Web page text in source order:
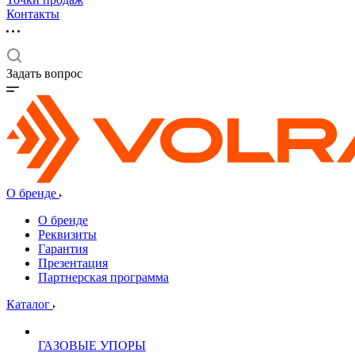
Контакты
Задать вопрос
О бренде
О бренде
Реквизиты
Гарантия
Презентация
Партнерская программа
Каталог
ГАЗОВЫЕ УПОРЫ